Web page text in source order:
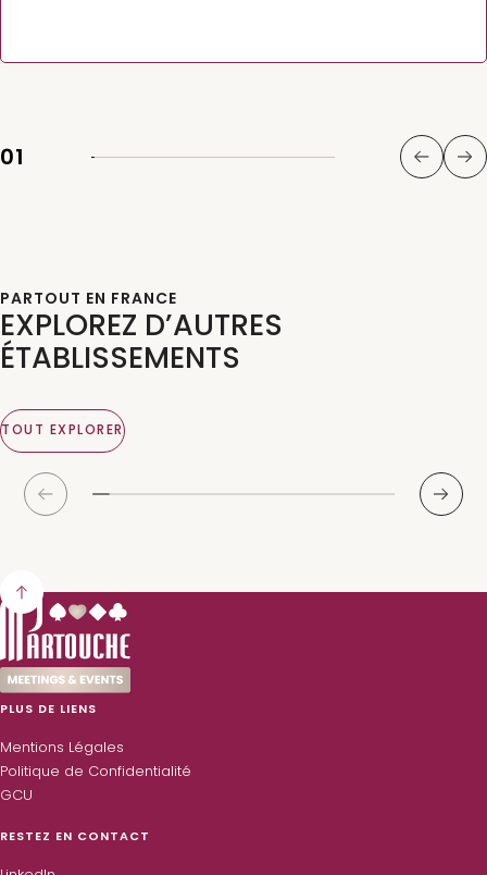
01
PARTOUT EN FRANCE
EXPLOREZ D’AUTRES
ÉTABLISSEMENTS
TOUT EXPLORER
450 personnes
DÉCOUVRIR
PLUS DE LIENS
Mentions Légales
Politique de Confidentialité
GCU
RESTEZ EN CONTACT